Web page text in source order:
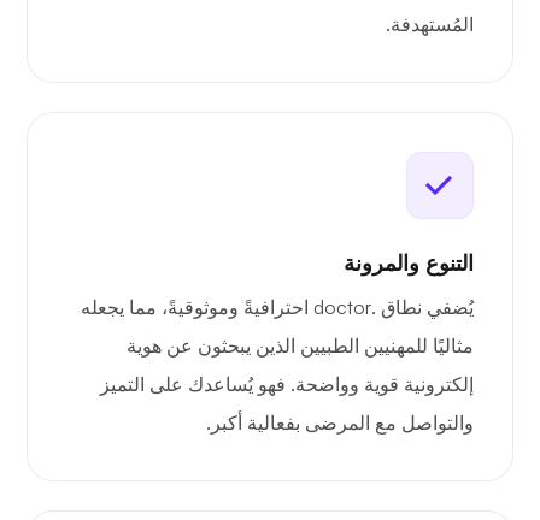
المُستهدفة.
التنوع والمرونة
يُضفي نطاق .doctor احترافيةً وموثوقيةً، مما يجعله
مثاليًا للمهنيين الطبيين الذين يبحثون عن هوية
إلكترونية قوية وواضحة. فهو يُساعدك على التميز
والتواصل مع المرضى بفعالية أكبر.